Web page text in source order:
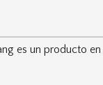
es un producto